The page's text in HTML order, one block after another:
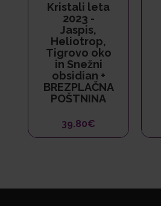
Kristali leta
2023 -
Jaspis,
Heliotrop,
Tigrovo oko
in Snežni
obsidian +
BREZPLAČNA
POŠTNINA
39.80€